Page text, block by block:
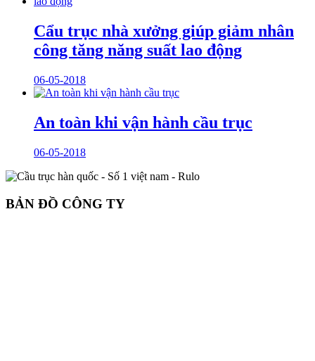
Cẩu trục nhà xưởng giúp giảm nhân
công tăng năng suất lao động
06-05-2018
An toàn khi vận hành cầu trục
06-05-2018
BẢN ĐỒ CÔNG TY